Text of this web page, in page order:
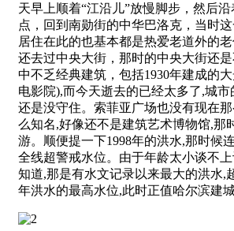
天早上顺着“江沿儿”放慢脚步，然后
点，回到南勋街的中华巴洛克，当时这
居住在此的也基本都是热爱老道外的
还去过中央大街，那时的中央大街还
中不乏经典建筑，包括1930年建成的
电影院),而今天逝去的已经太多了,城
还是没守住。索菲亚广场也没有现在
么知名,好像还不是建筑艺术博物馆,那
游。顺便提一下1998年的洪水,那时候
全线超警戒水位。由于年龄太小谈不
知道,那是有水文记录以来最大的洪水,
年洪水的最高水位,此时正值哈尔滨建城